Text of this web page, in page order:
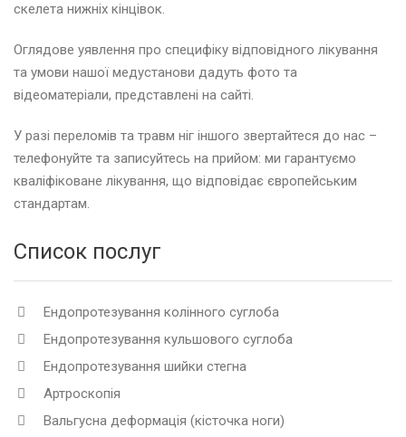
скелета нижніх кінцівок.
Оглядове уявлення про специфіку відповідного лікування
та умови нашої медустанови дадуть фото та
відеоматеріали, представлені на сайті.
У разі переломів та травм ніг іншого звертайтеся до нас –
телефонуйте та записуйтесь на прийом: ми гарантуємо
кваліфіковане лікування, що відповідає європейським
стандартам.
Список послуг
Ендопротезування колінного суглоба
Ендопротезування кульшового суглоба
Ендопротезування шийки стегна
Артроскопія
Вальгусна деформація (кісточка ноги)